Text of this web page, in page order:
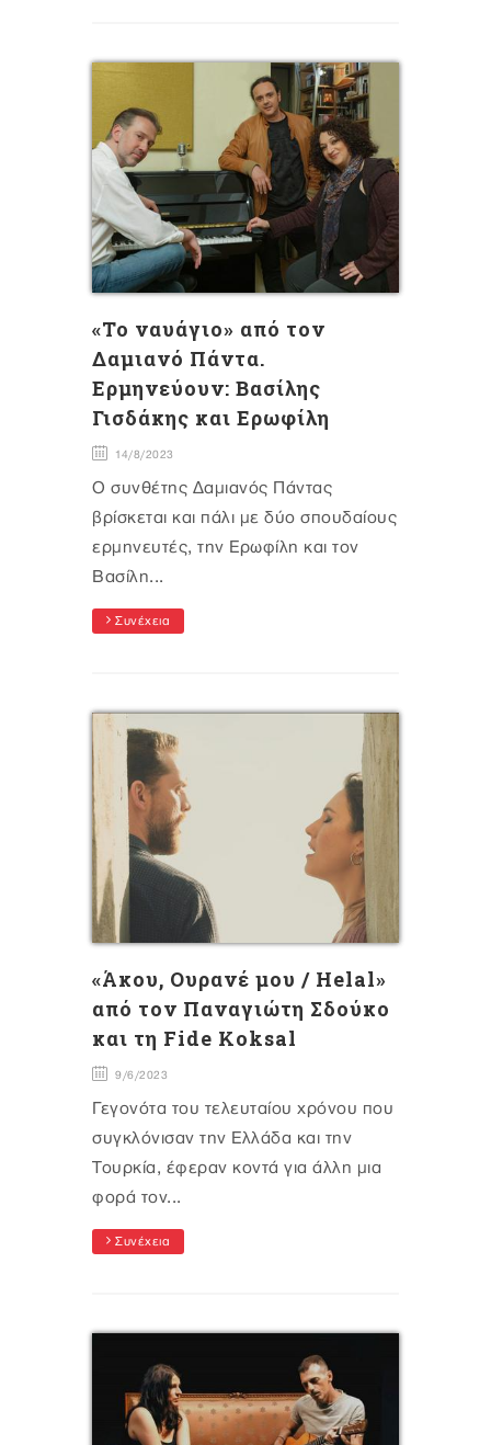
«Το ναυάγιο» από τον
Δαμιανό Πάντα.
Ερμηνεύουν: Βασίλης
Γισδάκης και Ερωφίλη
14/8/2023
O συνθέτης Δαμιανός Πάντας
βρίσκεται και πάλι με δύο σπουδαίους
ερμηνευτές, την Ερωφίλη και τον
Βασίλη...
Συνέχεια
«Άκου, Ουρανέ μου / Helal»
από τον Παναγιώτη Σδούκο
και τη Fide Koksal
9/6/2023
Γεγονότα του τελευταίου χρόνου που
συγκλόνισαν την Ελλάδα και την
Τουρκία, έφεραν κοντά για άλλη μια
φορά τον...
Συνέχεια